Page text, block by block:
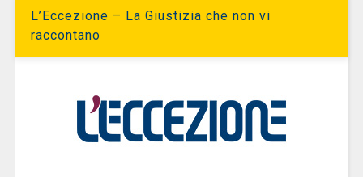
L’Eccezione – La Giustizia che non vi
raccontano